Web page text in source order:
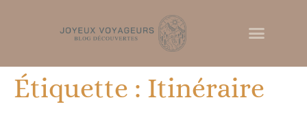
Étiquette : Itinéraire